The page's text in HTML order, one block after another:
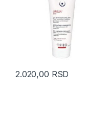
2.020,00 RSD